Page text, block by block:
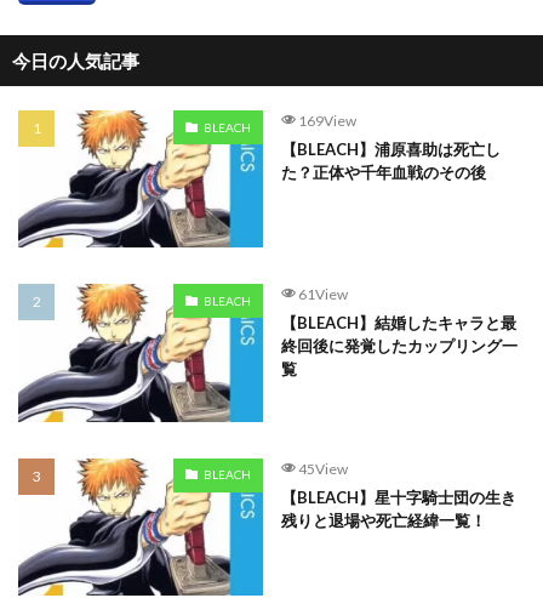
今日の人気記事
BLEACH 169View
【BLEACH】浦原喜助は死亡し
た？正体や千年血戦のその後
BLEACH 61View
【BLEACH】結婚したキャラと最
終回後に発覚したカップリング一
覧
BLEACH 45View
【BLEACH】星十字騎士団の生き
残りと退場や死亡経緯一覧！